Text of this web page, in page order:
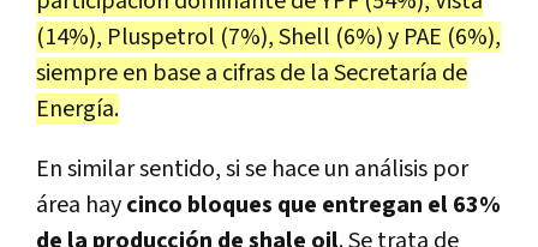
(14%), Pluspetrol (7%), Shell (6%) y PAE (6%),
siempre en base a cifras de la Secretaría de
Energía.
En similar sentido, si se hace un análisis por
área haycinco bloques que entregan el 63%
de la producción de shale oil. Se trata de